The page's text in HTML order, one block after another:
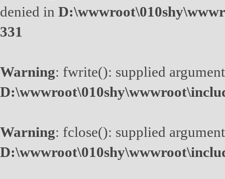
denied in
331
Warning: fwrite(): supplied
Warning: fclose(): supplied